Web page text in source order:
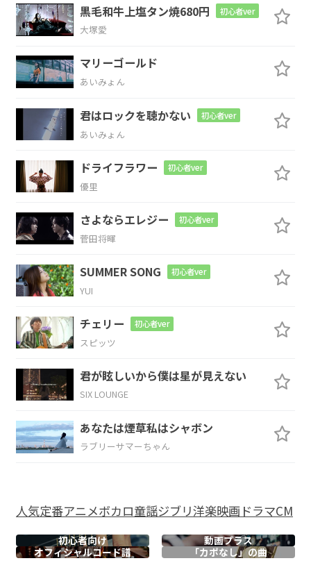
それを愛さな くちゃ
「ダメだった」 から「躊躇っ
どうして、僕ば
Fmaj7 E7
とか、思えたバ スタイムも束の 間
どれも綺麗だ
た
F/G
Fmaj7
どう、頑張って
E7
Am F/G
Fmaj7
どうしようもないこ
E7
と吐く、白昼夢に
黒毛和牛上塩タン焼680円 初心者ver
大塚愛
マリーゴールド
あいみょん
君はロックを聴かない 初心者ver
あいみょん
ドライフラワー 初心者ver
優里
さよならエレジー 初心者ver
菅田将暉
SUMMER SONG 初心者ver
YUI
チェリー 初心者ver
スピッツ
君が眩しいから僕は星が見えない
SIX LOUNGE
あなたは煙草私はシャボン
ラブリーサマーちゃん
人気定番アニメボカロ童謡ジブリ洋楽映画ドラマCM
初心者向け
動画プラス
オフィシャルコード譜 「カポなし」の曲